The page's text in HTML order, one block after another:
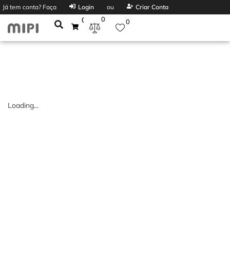
Já tem conta? Faça Login ou Criar Conta
0 0 0
Loading...